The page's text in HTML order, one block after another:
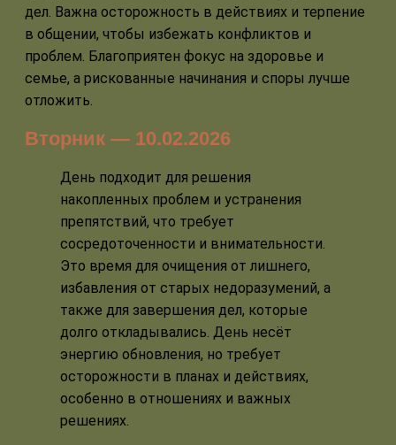
дел. Важна осторожность в действиях и терпение
в общении, чтобы избежать конфликтов и
проблем. Благоприятен фокус на здоровье и
семье, а рискованные начинания и споры лучше
отложить.
Вторник — 10.02.2026
День подходит для решения
накопленных проблем и устранения
препятствий, что требует
сосредоточенности и внимательности.
Это время для очищения от лишнего,
избавления от старых недоразумений, а
также для завершения дел, которые
долго откладывались. День несёт
энергию обновления, но требует
осторожности в планах и действиях,
особенно в отношениях и важных
решениях.